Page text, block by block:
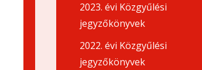
2023. évi Közgyűlési
jegyzőkönyvek
2022. évi Közgyűlési
jegyzőkönyvek